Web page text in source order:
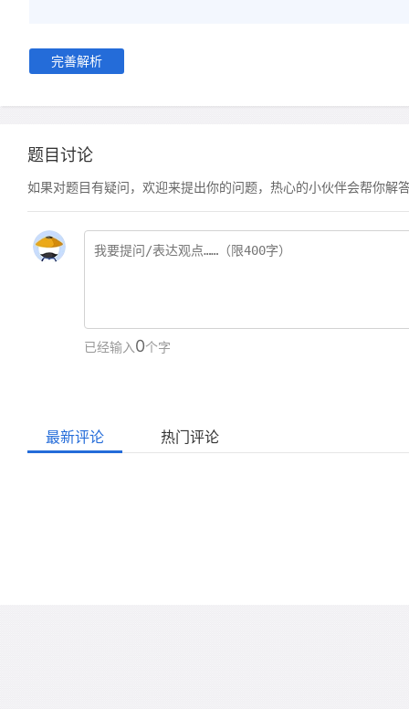
完善解析
题目讨论
如果对题目有疑问，欢迎来提出你的问题，热心的小伙伴会帮你解
已经输入0个字
最新评论 热门评论